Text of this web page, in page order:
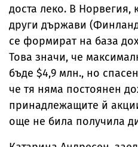
доста леко. В Норвегия,
други държави
се формират на база
Това значи, че
бъде $4,9 млн., но
че тя няма постоянен
принадлежащите й
още не била получила